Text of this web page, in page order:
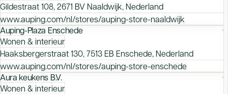
Gildestraat 108, 2671 BV Naaldwijk, Nederland
www.auping.com/nl/stores/auping-store-naaldwijk
Auping-Plaza Enschede
Wonen & interieur
Haaksbergerstraat 130, 7513 EB Enschede, Nederland
www.auping.com/nl/stores/auping-store-enschede
Aura keukens B.V.
Wonen & interieur